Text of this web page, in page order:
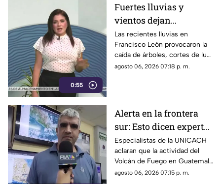
0:55
Fuertes lluvias y
vientos dejan
viviendas dañadas en
Francisco León,
Chiapas
Las recientes lluvias en
Francisco León provocaron la
caída de árboles, cortes de luz
y daños en casas de la
agosto 06, 2026 07:18 p. m.
Alerta en la frontera
sur: Esto dicen expertos
sobre el Volcán de
Fuego y la ceniza en
Chiapas
Especialistas de la UNICACH
aclaran que la actividad del
Volcán de Fuego en Guatemala
no representa peligro para
agosto 06, 2026 07:15 p. m.